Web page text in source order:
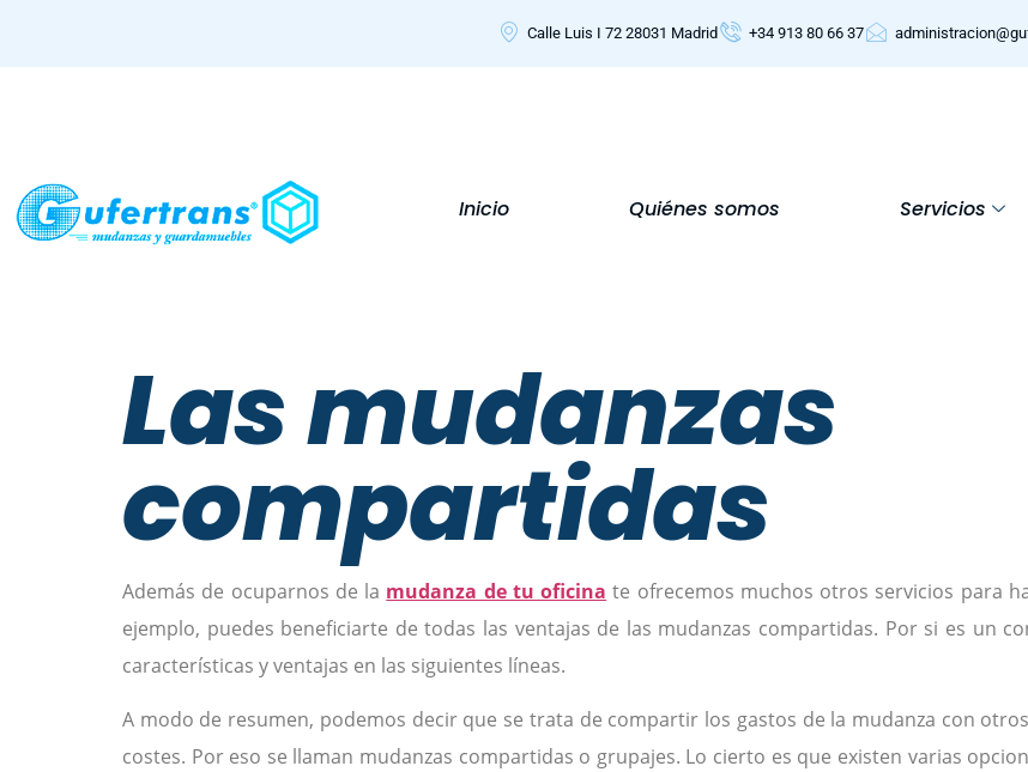
Calle Luis I 72 28031 Madrid +34 913 80 66 37
Inicio Quiénes somos Servicios
Las mudanzas
compartidas
Además de ocuparnos de la mudanza de tu oficina te ofrecemos muchos otros servicios para
ejemplo, puedes beneficiarte de todas las ventajas de las mudanzas compartidas. Por si es un
características y ventajas en las siguientes líneas.
A modo de resumen, podemos decir que se trata de compartir los gastos de la mudanza con
costes. Por eso se llaman mudanzas compartidas o grupajes. Lo cierto es que existen varias